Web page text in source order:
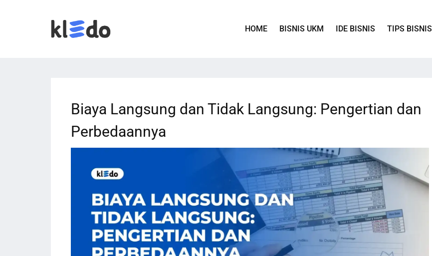
HOME BISNIS UKM IDE BISNIS TIPS BISNIS
Biaya Langsung dan Tidak Langsung: Pengertian dan
Perbedaannya